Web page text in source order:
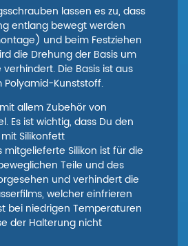
lassen es zu, dass
entlang bewegt werden
und beim Festziehen
die Drehung der Basis um
Die Basis ist aus
Kunststoff.
allem Zubehör von
Es ist wichtig, dass Du den
Silikonfett
mitgelieferte Silikon ist für die
Teile und des
und verhindert die
welcher einfrieren
bei niedrigen Temperaturen
der Halterung nicht